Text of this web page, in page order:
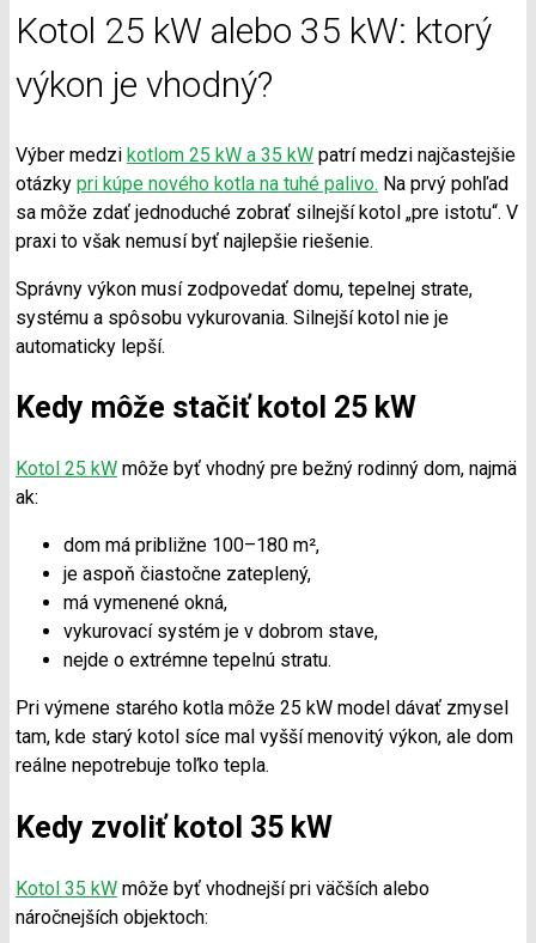
Kotol 25 kW alebo 35 kW: ktorý
výkon je vhodný?
Výber medzi kotlom 25 kW a 35 kW patrí medzi najčastejšie
otázky pri kúpe nového kotla na tuhé palivo. Na prvý pohľad
sa môže zdať jednoduché zobrať silnejší kotol „pre istotu“. V
praxi to však nemusí byť najlepšie riešenie.
Správny výkon musí zodpovedať domu, tepelnej strate,
systému a spôsobu vykurovania. Silnejší kotol nie je
automaticky lepší.
Kedy môže stačiť kotol 25 kW
Kotol 25 kW môže byť vhodný pre bežný rodinný dom, najmä
ak:
dom má približne 100–180 m²,
je aspoň čiastočne zateplený,
má vymenené okná,
vykurovací systém je v dobrom stave,
nejde o extrémne tepelnú stratu.
Pri výmene starého kotla môže 25 kW model dávať zmysel
tam, kde starý kotol síce mal vyšší menovitý výkon, ale dom
reálne nepotrebuje toľko tepla.
Kedy zvoliť kotol 35 kW
Kotol 35 kW môže byť vhodnejší pri väčších alebo
náročnejších objektoch: